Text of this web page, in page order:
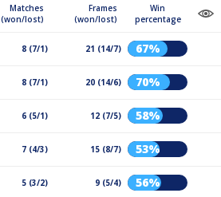
Matches
(won/lost)
Frames
(won/lost)
Win
percentage
8 (7/1) 21 (14/7) 67%
8 (7/1) 20 (14/6) 70%
6 (5/1) 12 (7/5) 58%
7 (4/3) 15 (8/7) 53%
5 (3/2) 9 (5/4) 56%